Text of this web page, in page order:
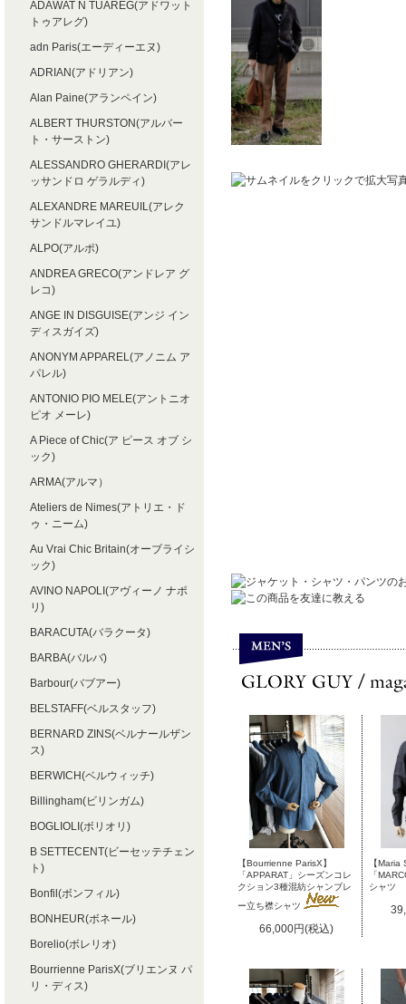
【Bourrienne ParisX】
「APPARAT」シーズンコレ
クション3種混紡シャンブレ
ー立ち襟シャツ
66,000円(税込)
【
「
シャツ
ADAWAT N TUAREG(アドワット
トゥアレグ)
adn Paris(エーディーエヌ)
ADRIAN(アドリアン)
Alan Paine(アランペイン)
ALBERT THURSTON(アルバー
ト・サーストン)
ALESSANDRO GHERARDI(アレ
ッサンドロ ゲラルディ)
ALEXANDRE MAREUIL(アレク
サンドルマレイユ)
ALPO(アルポ)
ANDREA GRECO(アンドレア グ
レコ)
ANGE IN DISGUISE(アンジ イン
ディスガイズ)
ANONYM APPAREL(アノニム ア
パレル)
ANTONIO PIO MELE(アントニオ
ピオ メーレ)
A Piece of Chic(ア ピース オブ シ
ック)
ARMA(アルマ）
Ateliers de Nimes(アトリエ・ド
ゥ・ニーム)
Au Vrai Chic Britain(オーブライシ
ック)
AVINO NAPOLI(アヴィーノ ナポ
リ)
BARACUTA(バラクータ)
BARBA(バルバ)
Barbour(バブアー)
BELSTAFF(ベルスタッフ)
BERNARD ZINS(ベルナールザン
ス)
BERWICH(ベルウィッチ)
Billingham(ビリンガム)
BOGLIOLI(ボリオリ)
B SETTECENT(ビーセッテチェン
ト)
Bonfil(ボンフィル)
BONHEUR(ボネール)
Borelio(ボレリオ)
Bourrienne ParisX(ブリエンヌ パ
リ・ディス)